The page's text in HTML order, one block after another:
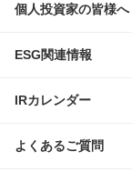
個人投資家の皆様へ
ESG関連情報
IRカレンダー
よくあるご質問